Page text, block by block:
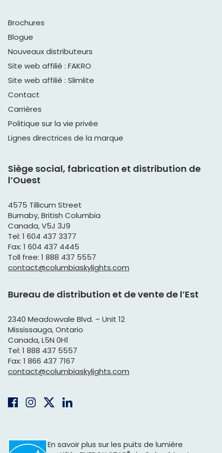
Brochures
Blogue
Nouveaux distributeurs
Site web affilié : FAKRO
Site web affilié : Slimlite
Contact
Carrières
Politique sur la vie privée
Lignes directrices de la marque
Siège social, fabrication et distribution de
l’Ouest
4575 Tillicum Street
Burnaby, British Columbia
Canada, V5J 3J9
Tel: 1 604 437 3377
Fax: 1 604 437 4445
Toll free: 1 888 437 5557
contact@columbiaskylights.com
Bureau de distribution et de vente de l’Est
2340 Meadowvale Blvd. – Unit 12
Mississauga, Ontario
Canada, L5N 0H1
Tel: 1 888 437 5557
Fax: 1 866 437 7167
contact@columbiaskylights.com
En savoir plus sur les puits de lumière